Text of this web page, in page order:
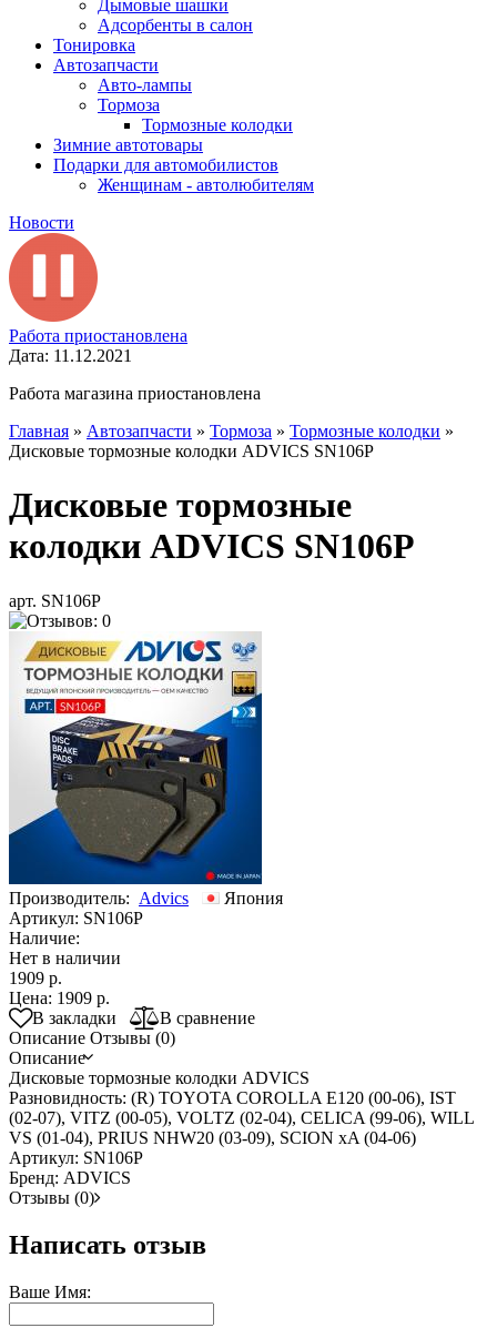
Дымовые шашки
Адсорбенты в салон
Тонировка
Автозапчасти
Авто-лампы
Тормоза
Тормозные колодки
Зимние автотовары
Подарки для автомобилистов
Женщинам - автолюбителям
Новости
Работа приостановлена
Дата: 11.12.2021
Работа магазина приостановлена
Главная » Автозапчасти » Тормоза » Тормозные колодки »
Дисковые тормозные колодки ADVICS SN106P
Дисковые тормозные
колодки ADVICS SN106P
арт. SN106P
Производитель: Advics
Япония
Артикул: SN106P
Наличие:
Нет в наличии
1909 р.
Цена: 1909 р.
В закладки
В сравнение
Описание Отзывы (0)
Описание
Дисковые тормозные колодки ADVICS
Разновидность: (R) TOYOTA COROLLA E120 (00-06), IST
(02-07), VITZ (00-05), VOLTZ (02-04), CELICA (99-06), WILL
VS (01-04), PRIUS NHW20 (03-09), SCION xA (04-06)
Артикул: SN106P
Бренд: ADVICS
Отзывы (0)
Написать отзыв
Ваше Имя: